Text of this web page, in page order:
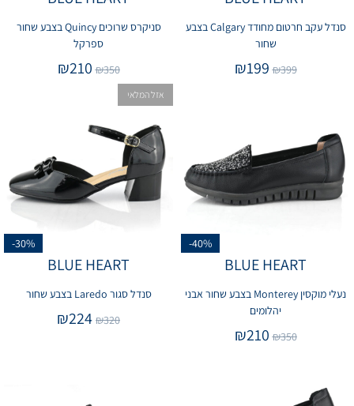
סנדל עקב חרטום מחודד Calgary בצבע
שחור
₪399
₪199
סניקרס שרוכים Quincy בצבע שחור
ספרקל
₪350
₪210
-40%
BLUE HEART
נעלי מוקסין Monterey בצבע שחור אבני
יהלומים
₪350
₪210
-30%
אזל המלאי
BLUE HEART
סנדל סגור Laredo בצבע שחור
₪320
₪224